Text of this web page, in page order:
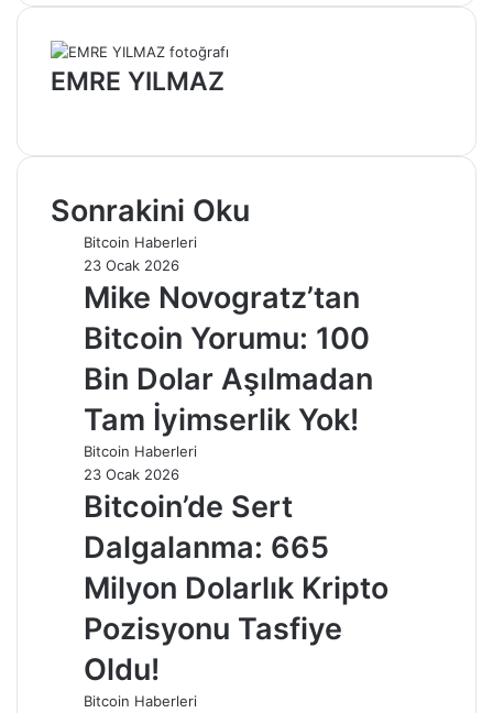
EMRE YILMAZ
Sonrakini Oku
Bitcoin Haberleri
23 Ocak 2026
Mike Novogratz’tan
Bitcoin Yorumu: 100
Bin Dolar Aşılmadan
Tam İyimserlik Yok!
Bitcoin Haberleri
23 Ocak 2026
Bitcoin’de Sert
Dalgalanma: 665
Milyon Dolarlık Kripto
Pozisyonu Tasfiye
Oldu!
Bitcoin Haberleri